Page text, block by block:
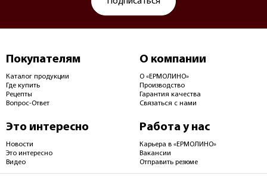
Покупателям
Каталог продукции
Где купить
Рецепты
Вопрос-Ответ
О компании
О «ЕРМОЛИНО»
Производство
Гарантия качества
Связаться с нами
Это интересно
Новости
Это интересно
Видео
Работа у нас
Карьера в «ЕРМОЛИНО»
Вакансии
Отправить резюме